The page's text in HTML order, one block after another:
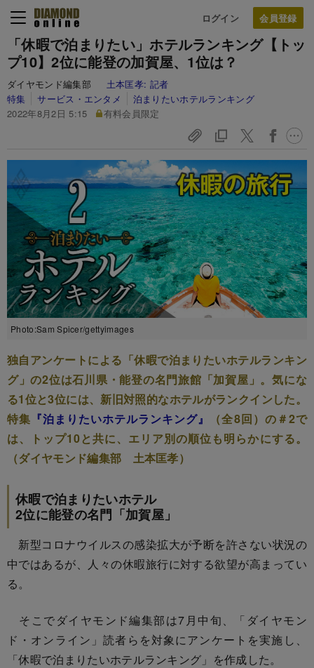
ログイン
「休暇で泊まりたい」ホテルランキング【トッ
プ10】2位に能登の加賀屋、1位は？
ダイヤモンド編集部 土本匡孝: 記者
特集
サービス・エンタメ
泊まりたいホテルランキング
2022年8月2日 5:15
有料会員限定
Photo:Sam Spicer/gettyimages
独自アンケートによる「休暇で泊まりたいホテルランキン
グ」の2位は石川県・能登の名門旅館「加賀屋」。気にな
る1位と3位には、新旧対照的なホテルがランクインした。
特集 『泊まりたいホテルランキング』
（全8回）の＃2で
は、トップ10と共に、エリア別の順位も明らかにする。
（ダイヤモンド編集部 土本匡孝）
休暇で泊まりたいホテル
2位に能登の名門「加賀屋」
新型コロナウイルスの感染拡大が予断を許さない状況の
中ではあるが、人々の休暇旅行に対する欲望が高まってい
る。
そこでダイヤモンド編集部は7月中旬、「ダイヤモン
ド・オンライン」読者らを対象にアンケートを実施し、
「休暇で泊まりたいホテルランキング」を作成した。